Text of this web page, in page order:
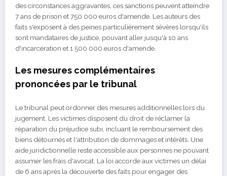
des circonstances aggravantes, ces sanctions peuvent atteindre
7 ans de prison et 750 000 euros d'amende. Les auteurs des
faits s'exposent à des peines particulièrement sévères lorsqu'ils
sont mandataires de justice, pouvant aller jusqu'à 10 ans
d'incarcération et 1 500 000 euros d'amende.
Les mesures complémentaires
prononcées par le tribunal
Le tribunal peut ordonner des mesures additionnelles lors du
jugement. Les victimes disposent du droit de réclamer la
réparation du préjudice subi, incluant le remboursement des
biens détournés et l'attribution de dommages et intérêts. Une
aide juridictionnelle reste accessible aux personnes ne pouvant
assumer les frais d'avocat. La loi accorde aux victimes un délai
de 6 ans après la découverte des faits pour engager des